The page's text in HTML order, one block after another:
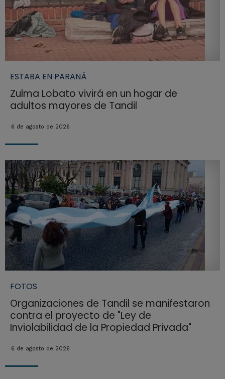
ESTABA EN PARANÁ
Zulma Lobato vivirá en un hogar de
adultos mayores de Tandil
6 de agosto de 2026
FOTOS
Organizaciones de Tandil se manifestaron
contra el proyecto de "Ley de
Inviolabilidad de la Propiedad Privada"
6 de agosto de 2026